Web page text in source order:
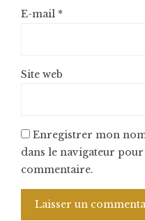
E-mail *
Site web
Enregistrer mon
dans le navigateur
commentaire.